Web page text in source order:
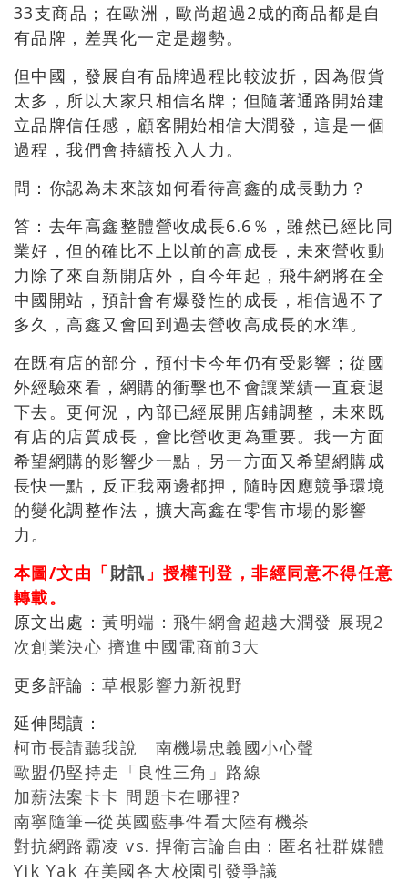
33支商品；在歐洲，歐尚超過2成的商品都是自
有品牌，差異化一定是趨勢。
但中國，發展自有品牌過程比較波折，因為假貨
太多，所以大家只相信名牌；但隨著通路開始建
立品牌信任感，顧客開始相信大潤發，這是一個
過程，我們會持續投入人力。
問：你認為未來該如何看待高鑫的成長動力？
答：去年高鑫整體營收成長6.6％，雖然已經比同
業好，但的確比不上以前的高成長，未來營收動
力除了來自新開店外，自今年起，飛牛網將在全
中國開站，預計會有爆發性的成長，相信過不了
多久，高鑫又會回到過去營收高成長的水準。
在既有店的部分，預付卡今年仍有受影響；從國
外經驗來看，網購的衝擊也不會讓業績一直衰退
下去。更何況，內部已經展開店鋪調整，未來既
有店的店質成長，會比營收更為重要。我一方面
希望網購的影響少一點，另一方面又希望網購成
長快一點，反正我兩邊都押，隨時因應競爭環境
的變化調整作法，擴大高鑫在零售市場的影響
力。
本圖/文由「財訊 」授權刊登，非經同意不得任意
轉載。
原文出處：黃明端：飛牛網會超越大潤發 展現2
次創業決心 擠進中國電商前3大
更多評論：草根影響力新視野
延伸閱讀：
柯市長請聽我說 南機場忠義國小心聲
歐盟仍堅持走「良性三角」路線
加薪法案卡卡 問題卡在哪裡?
南寧隨筆─從英國藍事件看大陸有機茶
對抗網路霸凌 vs. 捍衛言論自由：匿名社群媒體
Yik Yak 在美國各大校園引發爭議